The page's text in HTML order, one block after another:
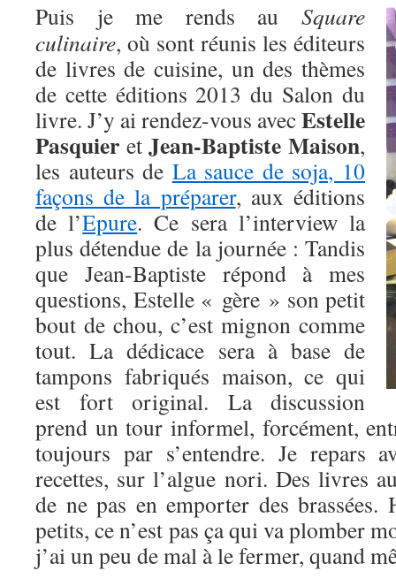
Puis je me rends au Square
culinaire, où sont réunis les éditeurs
de livres de cuisine, un des thèmes
de cette éditions 2013 du Salon du
livre. J’y ai rendez-vous avecEstelle
Pasquier etJean-Baptiste Maison,
les auteurs de La sauce de soja, 10
façons de la préparer, aux éditions
de l’Epure. Ce sera l’interview la
plus détendue de la journée : Tandis
que Jean-Baptiste répond à mes
questions, Estelle « gère » son petit
bout de chou, c’est mignon comme
tout. La dédicace sera à base de
tampons fabriqués maison, ce qui
est fort original. La discussion
prend un tour informel, forcément,
toujours par s’entendre. Je repars
recettes, sur l’algue nori. Des livres
de ne pas en emporter des brassées.
petits, ce n’est pas ça qui va plomber
j’ai un peu de mal à le fermer, quand